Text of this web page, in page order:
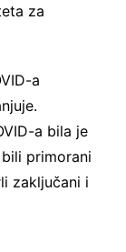
za
a
a bila je
primorani
zaključani i